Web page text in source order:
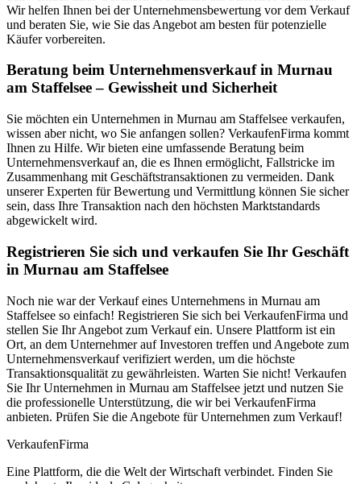
Wir helfen Ihnen bei der Unternehmensbewertung vor dem Verkauf
und beraten Sie, wie Sie das Angebot am besten für potenzielle
Käufer vorbereiten.
Beratung beim Unternehmensverkauf in Murnau
am Staffelsee – Gewissheit und Sicherheit
Sie möchten ein Unternehmen in Murnau am Staffelsee verkaufen,
wissen aber nicht, wo Sie anfangen sollen? VerkaufenFirma kommt
Ihnen zu Hilfe. Wir bieten eine umfassende Beratung beim
Unternehmensverkauf an, die es Ihnen ermöglicht, Fallstricke im
Zusammenhang mit Geschäftstransaktionen zu vermeiden. Dank
unserer Experten für Bewertung und Vermittlung können Sie sicher
sein, dass Ihre Transaktion nach den höchsten Marktstandards
abgewickelt wird.
Registrieren Sie sich und verkaufen Sie Ihr Geschäft
in Murnau am Staffelsee
Noch nie war der Verkauf eines Unternehmens in Murnau am
Staffelsee so einfach! Registrieren Sie sich bei VerkaufenFirma und
stellen Sie Ihr Angebot zum Verkauf ein. Unsere Plattform ist ein
Ort, an dem Unternehmer auf Investoren treffen und Angebote zum
Unternehmensverkauf verifiziert werden, um die höchste
Transaktionsqualität zu gewährleisten. Warten Sie nicht! Verkaufen
Sie Ihr Unternehmen in Murnau am Staffelsee jetzt und nutzen Sie
die professionelle Unterstützung, die wir bei VerkaufenFirma
anbieten. Prüfen Sie die Angebote für Unternehmen zum Verkauf!
VerkaufenFirma
Eine Plattform, die die Welt der Wirtschaft verbindet. Finden Sie